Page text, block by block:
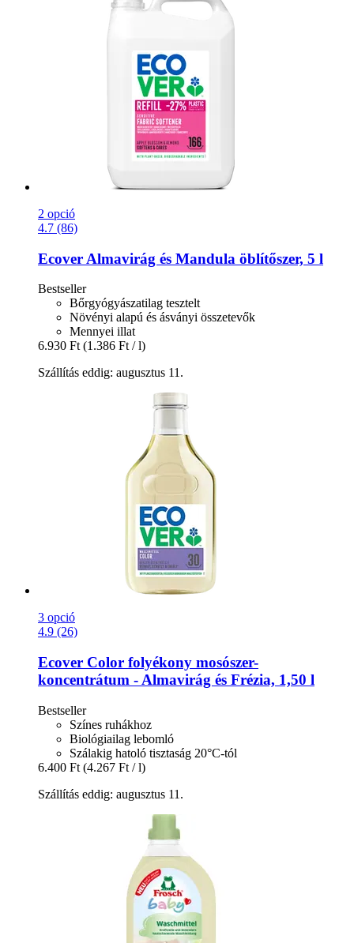
2 opció
4.7 (86)
Ecover Almavirág és Mandula öblítőszer, 5 l
Bestseller
Bőrgyógyászatilag tesztelt
Növényi alapú és ásványi összetevők
Mennyei illat
6.930 Ft (1.386 Ft / l)
Szállítás eddig: augusztus 11.
3 opció
4.9 (26)
Ecover Color folyékony mosószer-​
koncentrátum -​ Almavirág és Frézia, 1,50 l
Bestseller
Színes ruhákhoz
Biológiailag lebomló
Szálakig hatoló tisztaság 20°C-tól
6.400 Ft (4.267 Ft / l)
Szállítás eddig: augusztus 11.